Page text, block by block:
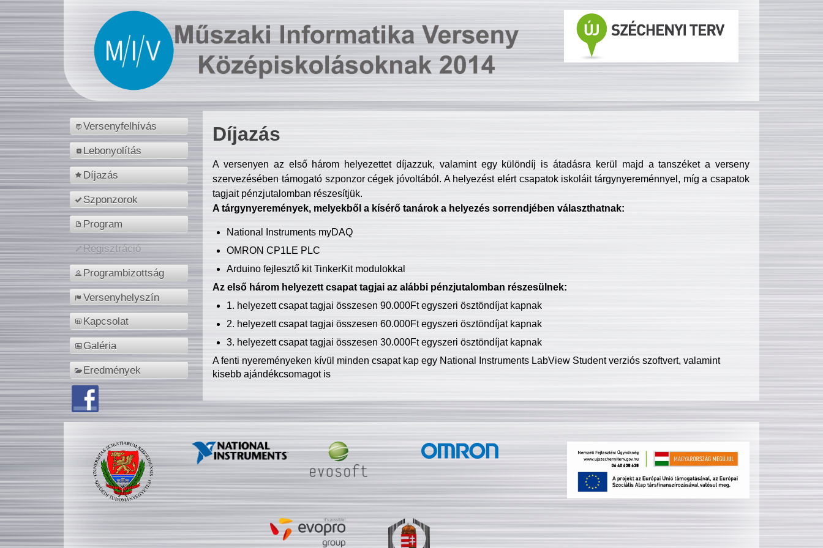
Versenyfelhívás
Lebonyolítás
Díjazás
Szponzorok
Program
Regisztráció
Programbizottság
Versenyhelyszín
Kapcsolat
Galéria
Eredmények
Díjazás
A versenyen az első három helyezettet díjazzuk, valamint egy különdíj is átadásra kerül majd a tanszéket a verseny
szervezésében támogató szponzor cégek jóvoltából. A helyezést elért csapatok iskoláit tárgynyereménnyel, míg a csapatok
tagjait pénzjutalomban részesítjük.
A tárgynyeremények, melyekből a kísérő tanárok a helyezés sorrendjében választhatnak:
National Instruments myDAQ
OMRON CP1LE PLC
Arduino fejlesztő kit TinkerKit modulokkal
Az első három helyezett csapat tagjai az alábbi pénzjutalomban részesülnek:
1. helyezett csapat tagjai összesen 90.000Ft egyszeri ösztöndíjat kapnak
2. helyezett csapat tagjai összesen 60.000Ft egyszeri ösztöndíjat kapnak
3. helyezett csapat tagjai összesen 30.000Ft egyszeri ösztöndíjat kapnak
A fenti nyereményeken kívül minden csapat kap egy National Instruments LabView Student verziós szoftvert, valamint
kisebb ajándékcsomagot is